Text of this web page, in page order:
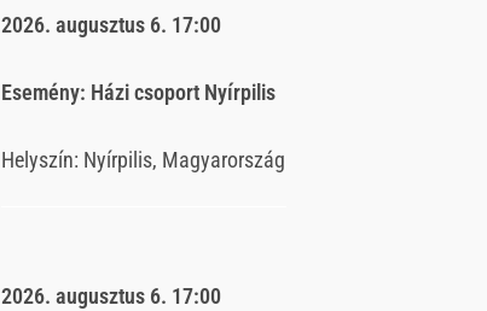
2026. augusztus 6. 17:00
Esemény: Házi csoport Nyírpilis
Helyszín: Nyírpilis, Magyarország
2026. augusztus 6. 17:00